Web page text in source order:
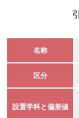
名称
区分
設置学科と偏差値